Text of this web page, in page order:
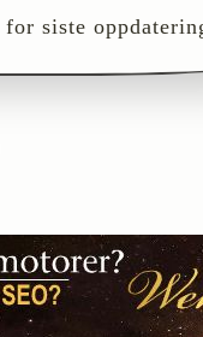
for siste